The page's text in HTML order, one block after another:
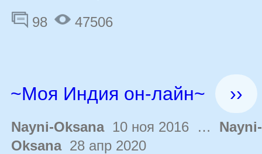
98
47506
~Моя Индия он-лайн~ ››
Nayni-Oksana10 ноя 2016 … Nayni-
Oksana28 апр 2020